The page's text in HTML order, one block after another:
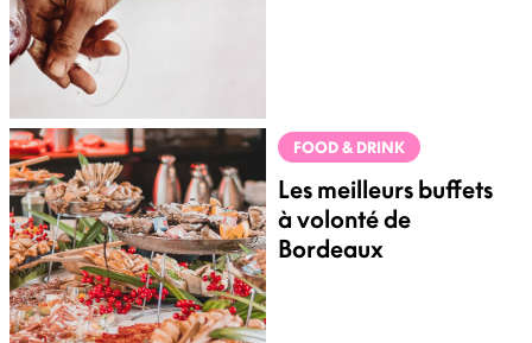
FOOD & DRINK
Les meilleurs buffets
à volonté de
Bordeaux